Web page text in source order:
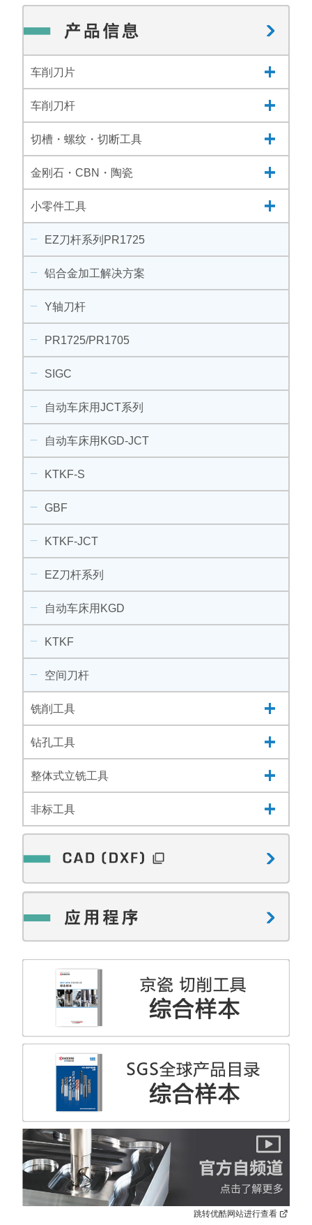
车削刀片
车削刀杆
切槽・螺纹・切断工具
金刚石・CBN・陶瓷
小零件工具
EZ刀杆系列PR1725
铝合金加工解决方案
Y轴刀杆
PR1725/PR1705
SIGC
自动车床用JCT系列
自动车床用KGD-JCT
KTKF-S
GBF
KTKF-JCT
EZ刀杆系列
自动车床用KGD
KTKF
空间刀杆
铣削工具
钻孔工具
整体式立铣工具
非标工具
跳转优酷网站进行查看